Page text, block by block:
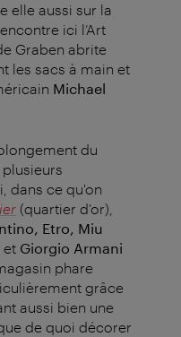
elle aussi sur la
ici l’Art
Graben abrite
les sacs à main et
Michael
du
dans ce qu'on
(quartier d'or),
Etro, Miu
et Giorgio Armani
phare
grâce
aussi bien une
de quoi décorer